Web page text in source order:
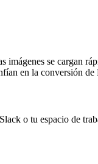
se cargan
en la conversión de
o tu espacio de